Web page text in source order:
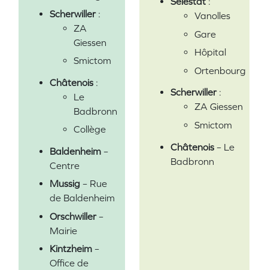
Scherwiller:
ZA
Giessen
Smictom
Châtenois :
Le
Badbronn
Collège
Baldenheim –
Centre
Mussig – Rue
de Baldenheim
Orschwiller–
Mairie
Kintzheim –
Office de
Vanolles
Gare
Hôpital
Ortenbourg
Scherwiller:
ZA Giessen
Smictom
Châtenois – Le
Badbronn